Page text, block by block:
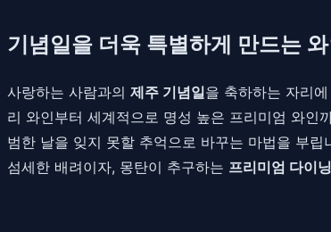
기념일을 더욱 특별하게 만드는
사랑하는 사람과의 제주 기념일을 축하하는 자리
리 와인부터 세계적으로 명성 높은 프리미엄 와인
범한 날을 잊지 못할 추억으로 바꾸는 마법을 부
섬세한 배려이자, 몽탄이 추구하는 프리미엄 다이닝